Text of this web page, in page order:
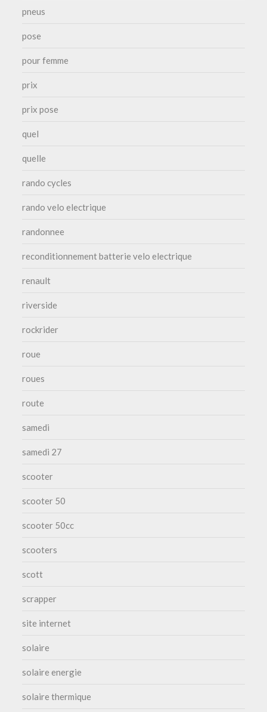
pneus
pose
pour femme
prix
prix pose
quel
quelle
rando cycles
rando velo electrique
randonnee
reconditionnement batterie velo electrique
renault
riverside
rockrider
roue
roues
route
samedi
samedi 27
scooter
scooter 50
scooter 50cc
scooters
scott
scrapper
site internet
solaire
solaire energie
solaire thermique